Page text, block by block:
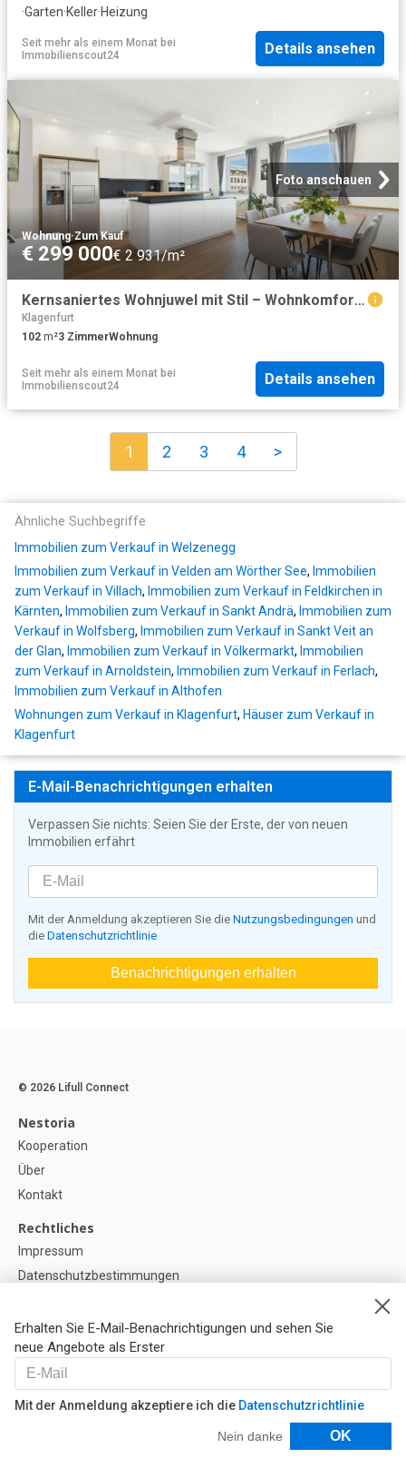
·Garten·Keller·Heizung
Seit mehr als einem Monat bei
Immobilienscout24
Details ansehen
Foto anschauen
Wohnung·Zum Kauf
€ 299 000€ 2 931/m²
Kernsaniertes Wohnjuwel mit Stil – Wohnkomfort in Top Lage am Bahnhof und an der Koralmbahn
Klagenfurt
102 m²3 ZimmerWohnung
Seit mehr als einem Monat bei
Immobilienscout24
Details ansehen
1 2 3 4 >
Ähnliche Suchbegriffe
Immobilien zum Verkauf in Welzenegg
Immobilien zum Verkauf in Velden am Wörther See, Immobilien
zum Verkauf in Villach, Immobilien zum Verkauf in Feldkirchen in
Kärnten, Immobilien zum Verkauf in Sankt Andrä, Immobilien zum
Verkauf in Wolfsberg, Immobilien zum Verkauf in Sankt Veit an
der Glan, Immobilien zum Verkauf in Völkermarkt, Immobilien
zum Verkauf in Arnoldstein, Immobilien zum Verkauf in Ferlach,
Immobilien zum Verkauf in Althofen
Wohnungen zum Verkauf in Klagenfurt, Häuser zum Verkauf in
Klagenfurt
E-Mail-Benachrichtigungen erhalten
Verpassen Sie nichts: Seien Sie der Erste, der von neuen
Immobilien erfährt
Mit der Anmeldung akzeptieren Sie die Nutzungsbedingungen und
die Datenschutzrichtlinie
Benachrichtigungen erhalten
Erhalten Sie E-Mail-Benachrichtigungen und sehen Sie
neue Angebote als Erster
Mit der Anmeldung akzeptiere ich die Datenschutzrichtlinie
Nein danke OK
Filter
© 2026 Lifull Connect
Nestoria
Kooperation
Über
Kontakt
Rechtliches
Impressum
Datenschutzbestimmungen
Cookie-Einstellunge
Hilfe
FAQ
Unsere Partner